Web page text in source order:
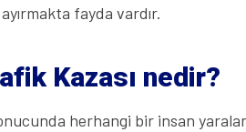
fayda vardır.
Kazası nedir?
herhangi bir insan